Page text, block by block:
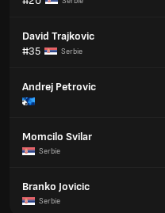
David Trajkovic
#35
Serbie
Andrej Petrovic
Momcilo Svilar
Serbie
Branko Jovicic
Serbie